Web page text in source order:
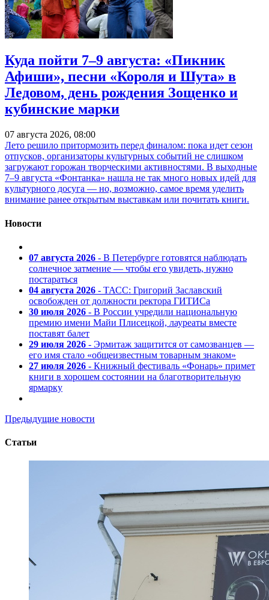
Куда пойти 7–9 августа: «Пикник
Афиши», песни «Короля и Шута» в
Ледовом, день рождения Зощенко и
кубинские марки
07 августа 2026, 08:00
Лето решило притормозить перед финалом: пока идет сезон
отпусков, организаторы культурных событий не слишком
загружают горожан творческими активностями. В выходные
7–9 августа «Фонтанка» нашла не так много новых идей для
культурного досуга — но, возможно, самое время уделить
внимание ранее открытым выставкам или почитать книги.
Новости
07 августа 2026 - В Петербурге готовятся наблюдать
солнечное затмение — чтобы его увидеть, нужно
постараться
04 августа 2026 - ТАСС: Григорий Заславский
освобожден от должности ректора ГИТИСа
30 июля 2026 - В России учредили национальную
премию имени Майи Плисецкой, лауреаты вместе
поставят балет
29 июля 2026 - Эрмитаж защитится от самозванцев —
его имя стало «общеизвестным товарным знаком»
27 июля 2026 - Книжный фестиваль «Фонарь» примет
книги в хорошем состоянии на благотворительную
ярмарку
Предыдущие новости
Статьи